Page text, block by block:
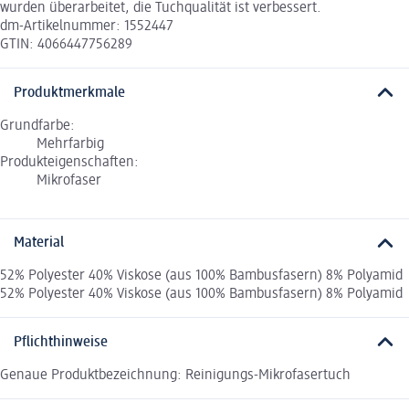
wurden überarbeitet, die Tuchqualität ist verbessert.
dm-Artikelnummer: 1552447
GTIN: 4066447756289
Produktmerkmale
Grundfarbe:
Mehrfarbig
Produkteigenschaften:
Mikrofaser
Material
52% Polyester 40% Viskose (aus 100% Bambusfasern) 8% Polyamid
52% Polyester 40% Viskose (aus 100% Bambusfasern) 8% Polyamid
Pflichthinweise
Genaue Produktbezeichnung: Reinigungs-Mikrofasertuch